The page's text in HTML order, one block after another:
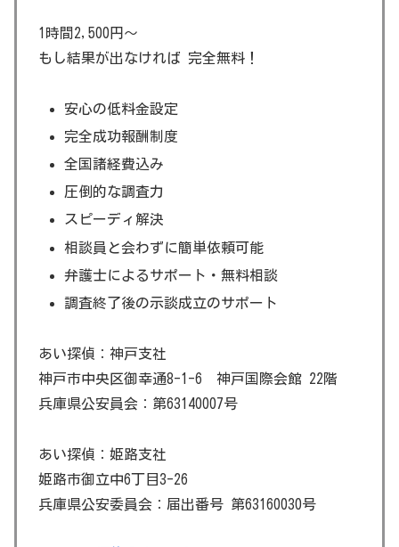
1時間2,500円～
もし結果が出なければ 完全無料！
安心の低料金設定
完全成功報酬制度
全国諸経費込み
圧倒的な調査力
スピーディ解決
相談員と会わずに簡単依頼可能
弁護士によるサポート・無料相談
調査終了後の示談成立のサポート
あい探偵：神戸支社
神戸市中央区御幸通8-1-6 神戸国際会館 22階
兵庫県公安員会：第63140007号
あい探偵：姫路支社
姫路市御立中6丁目3-26
兵庫県公安委員会：届出番号 第63160030号